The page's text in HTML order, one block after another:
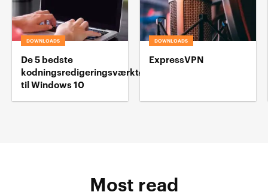
DOWNLOADS
De 5 bedste
kodningsredigeringsværktøj
til Windows 10
DOWNLOADS
ExpressVPN
Most read